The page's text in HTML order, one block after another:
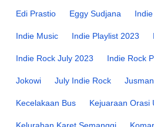
Edi Prastio Eggy Sudjana Indie
Indie Music Indie Playlist 2023
Indie Rock July 2023 Indie Rock
Jokowi July Indie Rock
Kecelakaan Bus Kejuaraan Orasi
Kelurahan Karet Semanggi